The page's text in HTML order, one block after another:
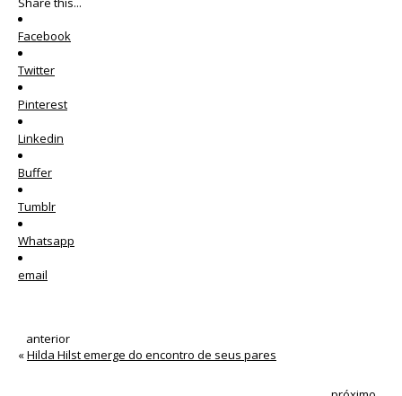
Facebook
Twitter
Pinterest
Linkedin
Buffer
Tumblr
Whatsapp
email
anterior
«Hilda Hilst emerge do encontro de seus pares